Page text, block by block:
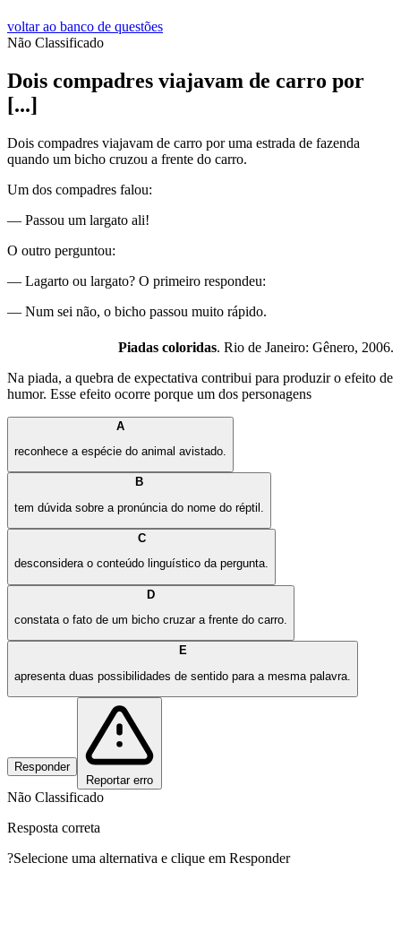
voltar ao banco de questões
Não Classificado
Dois compadres viajavam de carro por
[...]
Dois compadres viajavam de carro por uma estrada de fazenda
quando um bicho cruzou a frente do carro.
Um dos compadres falou:
— Passou um largato ali!
O outro perguntou:
— Lagarto ou largato? O primeiro respondeu:
— Num sei não, o bicho passou muito rápido.
Piadas coloridas. Rio de Janeiro: Gênero, 2006.
Na piada, a quebra de expectativa contribui para produzir o efeito de
humor. Esse efeito ocorre porque um dos personagens
A
reconhece a espécie do animal avistado.
B
tem dúvida sobre a pronúncia do nome do réptil.
C
desconsidera o conteúdo linguístico da pergunta.
D
constata o fato de um bicho cruzar a frente do carro.
E
apresenta duas possibilidades de sentido para a mesma palavra.
Responder
Reportar erro
Não Classificado
Resposta correta
?Selecione uma alternativa e clique em Responder